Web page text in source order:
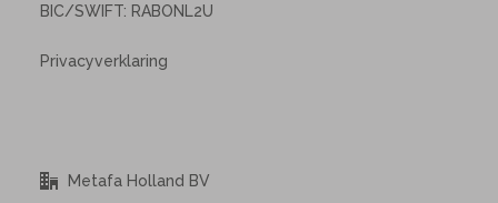
BIC/SWIFT: RABONL2U
Privacyverklaring
Metafa Holland BV